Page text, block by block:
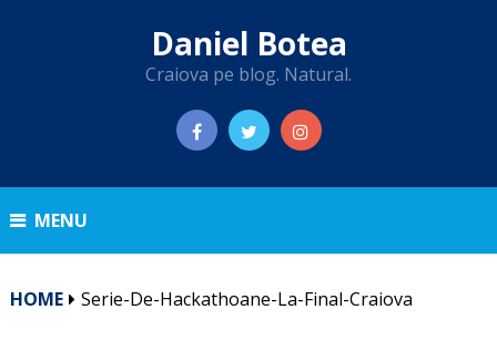
Daniel Botea
Craiova pe blog. Natural.
MENU
HOME Serie-De-Hackathoane-La-Final-Craiova